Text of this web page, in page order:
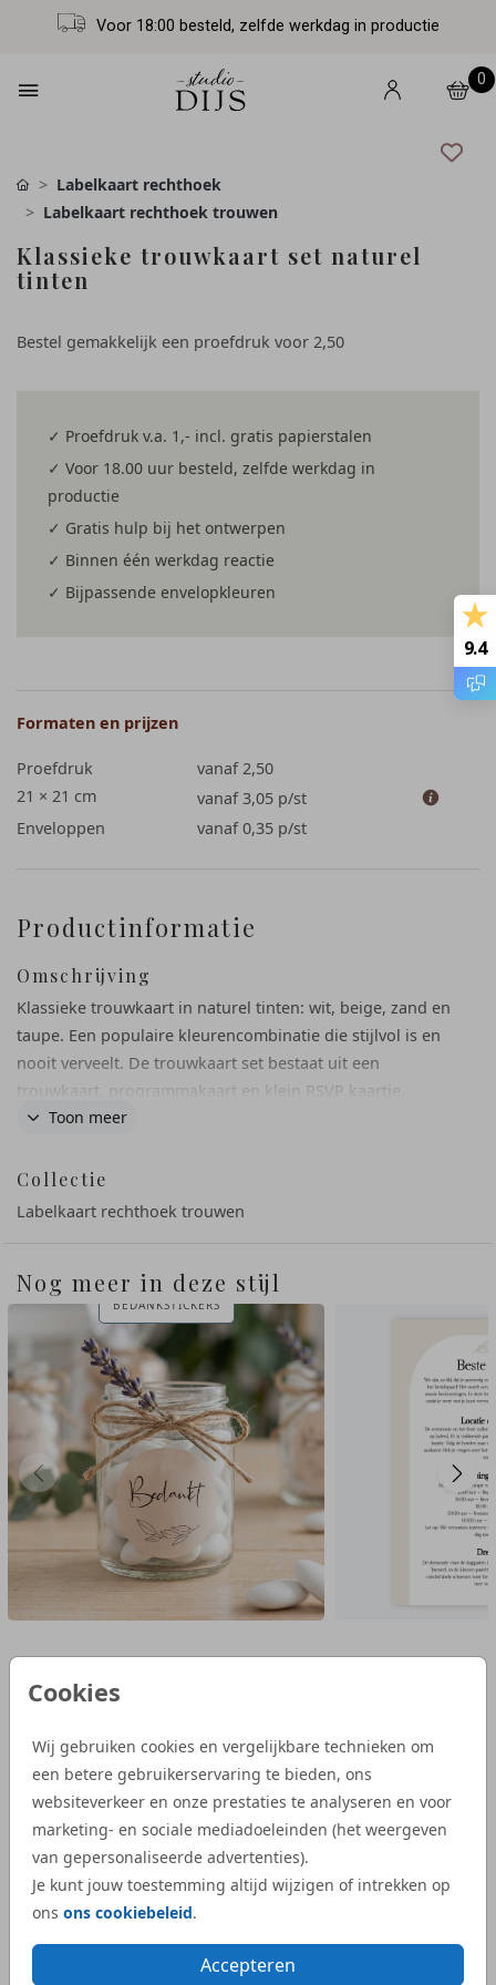
Voor 18:00 besteld, zelfde werkdag in productie
0
Cookies
Wij gebruiken cookies en vergelijkbare technieken om
een betere gebruikerservaring te bieden, ons
websiteverkeer en onze prestaties te analyseren en voor
marketing- en sociale mediadoeleinden (het weergeven
van gepersonaliseerde advertenties).
Je kunt jouw toestemming altijd wijzigen of intrekken op
ons ons cookiebeleid.
Accepteren
Labelkaart rechthoek
Labelkaart rechthoek trouwen
Klassieke trouwkaart set naturel
tinten
Bestel gemakkelijk een proefdruk voor 2,50
✓ Proefdruk v.a. 1,- incl. gratis papierstalen
✓ Voor 18.00 uur besteld, zelfde werkdag in
productie
✓ Gratis hulp bij het ontwerpen
✓ Binnen één werkdag reactie
✓ Bijpassende envelopkleuren
Formaten en prijzen
Proefdruk
vanaf 2,50
21 × 21 cm
vanaf 3,05 p/st
Enveloppen
vanaf 0,35 p/st
Productinformatie
Omschrijving
Klassieke trouwkaart in naturel tinten: wit, beige, zand en
taupe. Een populaire kleurencombinatie die stijlvol is en
nooit verveelt. De trouwkaart set bestaat uit een
trouwkaart, programmakaart en klein RSVP kaartje.
Toon meer
Collectie
Labelkaart rechthoek trouwen
Nog meer in deze stijl
BEDANKSTICKERS
9.4
Reviews van onze klanten
“Wij zijn heel tevreden met de service van
Studio Dijs. We waren op zoek naar een
iets bijzonderder kaartje, en bij Studio Dijs
vonden we precies wat we zochten. Zowel
de proefdruk als de daadwerkelijke
geboortekaartjes waren snel geleverd.”
bij